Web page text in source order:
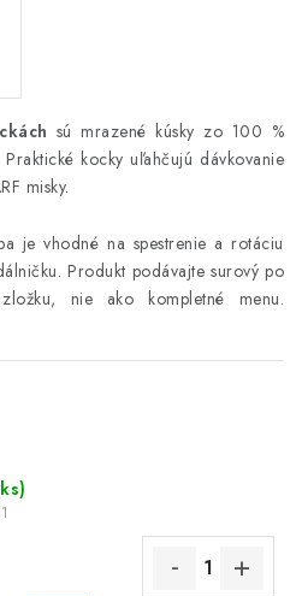
sú mrazené kúsky zo 100 %
kocky uľahčujú dávkovanie
misky.
je vhodné na spestrenie a rotáciu
Produkt podávajte surový po
nie ako kompletné menu.